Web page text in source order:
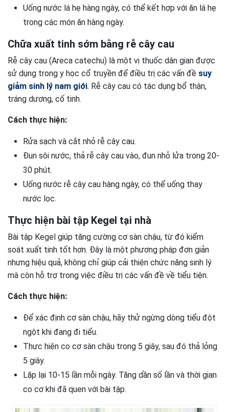
Uống nước lá hẹ hàng ngày, có thể kết hợp với ăn lá hẹ
trong các món ăn hàng ngày.
Chữa xuất tinh sớm bằng rễ cây cau
Rễ cây cau (Areca catechu) là một vị thuốc dân gian được
sử dụng trong y học cổ truyền để điều trị các vấn đề suy
giảm sinh lý nam giới. Rễ cây cau có tác dụng bổ thận,
tráng dương, cố tinh.
Cách thực hiện:
Rửa sạch và cắt nhỏ rễ cây cau.
Đun sôi nước, thả rễ cây cau vào, đun nhỏ lửa trong 20-
30 phút.
Uống nước rễ cây cau hàng ngày, có thể uống thay
nước lọc.
Thực hiện bài tập Kegel tại nhà
Bài tập Kegel giúp tăng cường cơ sàn chậu, từ đó kiểm
soát xuất tinh tốt hơn. Đây là một phương pháp đơn giản
nhưng hiệu quả, không chỉ giúp cải thiện chức năng sinh lý
mà còn hỗ trợ trong việc điều trị các vấn đề về tiểu tiện.
Cách thực hiện:
Để xác định cơ sàn chậu, hãy thử ngừng dòng tiểu đột
ngột khi đang đi tiểu.
Thực hiện co cơ sàn chậu trong 5 giây, sau đó thả lỏng
5 giây.
Lặp lại 10-15 lần mỗi ngày. Tăng dần số lần và thời gian
co cơ khi đã quen với bài tập.